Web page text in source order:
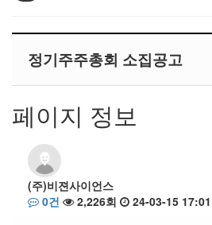
정기주주총회 소집공고
페이지 정보
(주)비젼사이언스
0건
2,226회 24-03-15 17:01